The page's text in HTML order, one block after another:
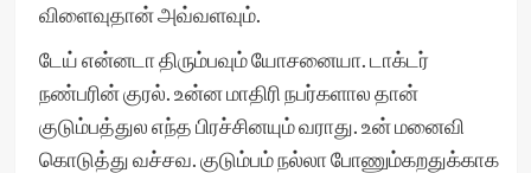
விளைவுதான் அவ்வளவும்.
டேய் என்னடா திரும்பவும் யோசனையா. டாக்டர்
நண்பரின் குரல். உன்ன மாதிரி நபர்களால தான்
குடும்பத்துல எந்த பிரச்சினயும் வராது. உன் மனைவி
கொடுத்து வச்சவ. குடும்பம் நல்லா போணும்கறதுக்காக